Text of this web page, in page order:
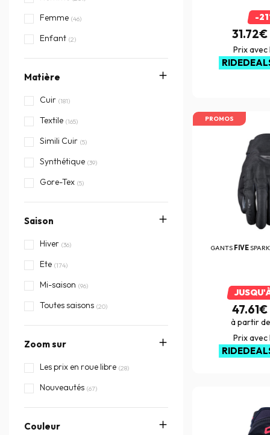
Richa (18)
Segura (44)
SmellWell (1)
SPARTMOTARD
Von Dutch
Femme (46)
Enfant (2)
Matière
Cuir (181)
Textile (165)
Simili Cuir (5)
Synthétique (39)
Gore-Tex (5)
Saison
Hiver (36)
Ete (174)
Mi-saison (96)
Toutes saisons (20)
Zoom sur
Les prix en roue libre (28)
Nouveautés (67)
Couleur
-
31.72€
Prix avec
PROMOS
GANTS FIVE
47.61€
à partir de
Prix avec